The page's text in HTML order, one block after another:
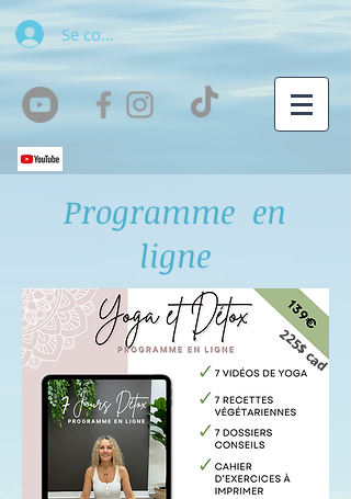
Se connecter
Programme en
ligne
225$ cad